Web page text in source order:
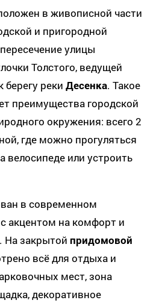
в живописной части
и пригородной
улицы
Толстого, ведущей
берегу реки Десенка. Такое
преимущества городской
окружения: всего 2
где можно прогуляться
велосипеде или устроить
в современном
акцентом на комфорт и
На закрытой придомовой
всё для отдыха и
мест, зона
декоративное